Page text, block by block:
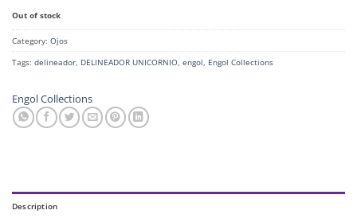
Out of stock
Category: Ojos
Tags: delineador DELINEADOR UNICORNIO engol Engol Collections
Engol Collections
Description